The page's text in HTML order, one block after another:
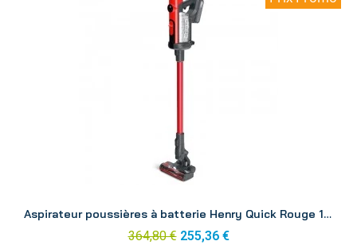
Aspirateur poussières à batterie Henry Quick Rouge 1 batterie
364,80 € 255,36 €